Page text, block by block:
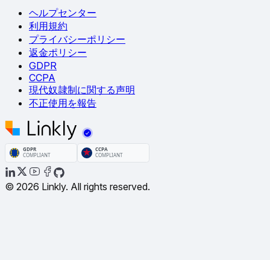
ヘルプセンター
利用規約
プライバシーポリシー
返金ポリシー
GDPR
CCPA
現代奴隷制に関する声明
不正使用を報告
© 2026 Linkly. All rights reserved.